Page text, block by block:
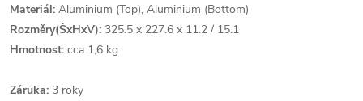
Materiál: Aluminium (Top), Aluminium (Bottom)
Rozměry(ŠxHxV): 325.5 x 227.6 x 11.2 / 15.1
Hmotnost: cca 1,6 kg
Záruka: 3 roky